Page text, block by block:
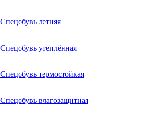
Спецобувь летняя
Спецобувь утеплённая
Спецобувь термостойкая
Спецобувь влагозащитная